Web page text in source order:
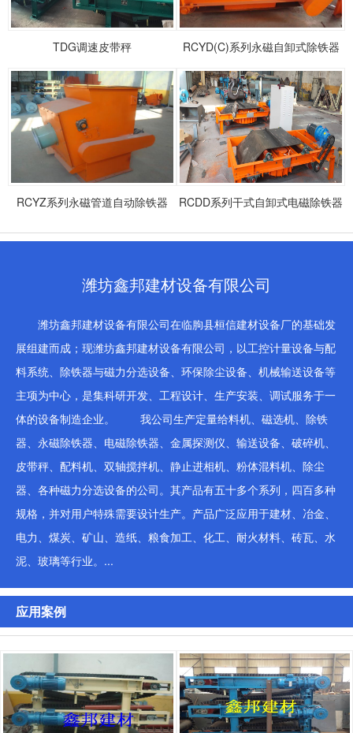
TDG调速皮带秤 RCYD(C)系列永磁自卸式除铁器
RCYZ系列永磁管道自动除铁器 RCDD系列干式自卸式电磁除铁器
潍坊鑫邦建材设备有限公司
潍坊鑫邦建材设备有限公司在临朐县桓信建材设备厂的基础发
展组建而成；现潍坊鑫邦建材设备有限公司，以工控计量设备与配
料系统、除铁器与磁力分选设备、环保除尘设备、机械输送设备等
主项为中心，是集科研开发、工程设计、生产安装、调试服务于一
体的设备制造企业。 我公司生产定量给料机、磁选机、除铁
器、永磁除铁器、电磁除铁器、金属探测仪、输送设备、破碎机、
皮带秤、配料机、双轴搅拌机、静止进相机、粉体混料机、除尘
器、各种磁力分选设备的公司。其产品有五十多个系列，四百多种
规格，并对用户特殊需要设计生产。产品广泛应用于建材、冶金、
电力、煤炭、矿山、造纸、粮食加工、化工、耐火材料、砖瓦、水
泥、玻璃等行业。...
应用案例